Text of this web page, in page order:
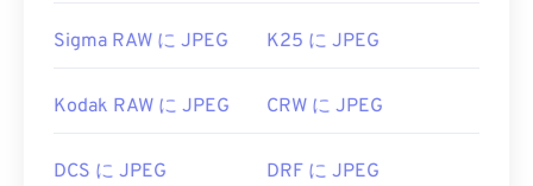
Sigma RAW に JPEG K25 に JPEG
Kodak RAW に JPEG CRW に JPEG
DCS に JPEG DRF に JPEG